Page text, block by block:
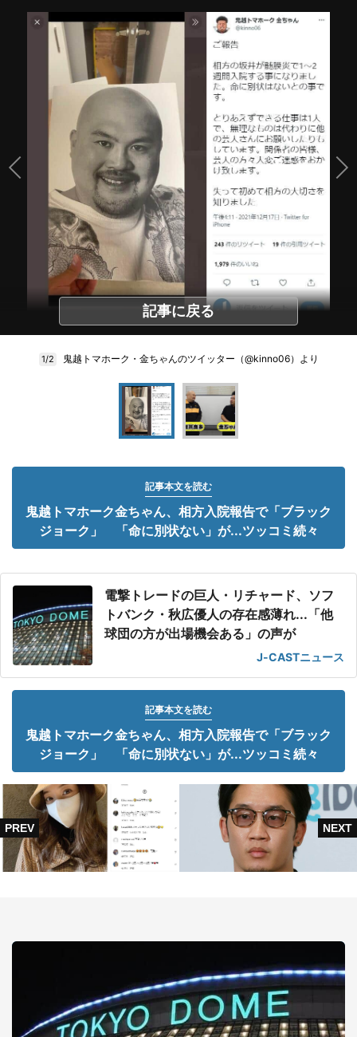
記事に戻る
1/2 鬼越トマホーク・金ちゃんのツイッター（@kinno06）より
記事本文を読む
鬼越トマホーク金ちゃん、相方入院報告で「ブラック
ジョーク」 「命に別状ない」が...ツッコミ続々
電撃トレードの巨人・リチャード、ソフ
トバンク・秋広優人の存在感薄れ...「他
球団の方が出場機会ある」の声が
J-CASTニュース
記事本文を読む
鬼越トマホーク金ちゃん、相方入院報告で「ブラック
ジョーク」 「命に別状ない」が...ツッコミ続々